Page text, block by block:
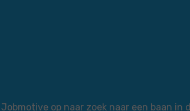
op naar zoek naar een baan